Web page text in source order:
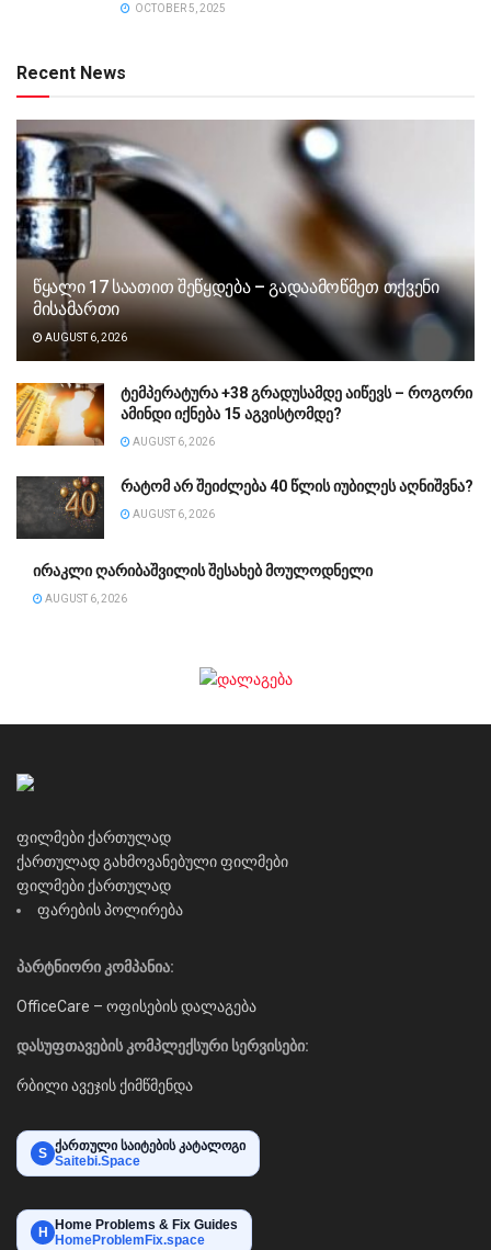
OCTOBER 5, 2025
Recent News
წყალი 17 საათით შეწყდება – გადაამოწმეთ თქვენი
მისამართი
AUGUST 6, 2026
ტემპერატურა +38 გრადუსამდე აიწევს – როგორი
ამინდი იქნება 15 აგვისტომდე?
AUGUST 6, 2026
რატომ არ შეიძლება 40 წლის იუბილეს აღნიშვნა?
AUGUST 6, 2026
ირაკლი ღარიბაშვილის შესახებ მოულოდნელი
AUGUST 6, 2026
ფილმები ქართულად
ქართულად გახმოვანებული ფილმები
ფილმები ქართულად
ფარების პოლირება
პარტნიორი კომპანია:
OfficeCare – ოფისების დალაგება
დასუფთავების კომპლექსური სერვისები:
რბილი ავეჯის ქიმწმენდა
S ქართული საიტების კატალოგი
Saitebi.Space
H
Home Problems & Fix Guides
HomeProblemFix.space